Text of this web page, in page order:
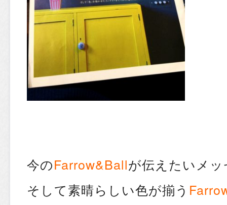
今のFarrow&Ballが伝えたいメ
そして素晴らしい色が揃う